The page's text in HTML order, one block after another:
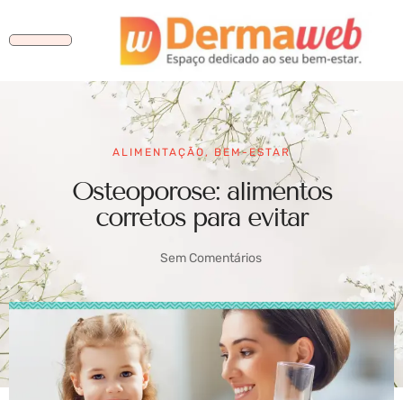
ALIMENTAÇÃO , BEM-ESTAR
Osteoporose: alimentos
corretos para evitar
Sem Comentários